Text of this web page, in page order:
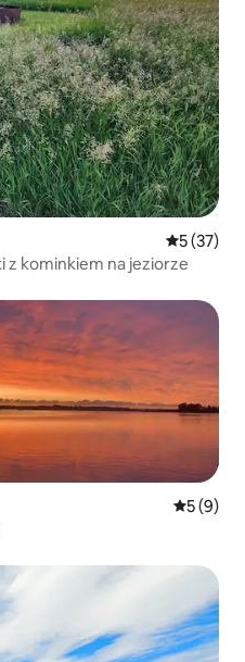
Średnia
5 (37)
z kominkiem na jeziorze
Średnia
5 (9)